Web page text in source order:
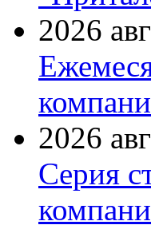
2026
2026
Серия